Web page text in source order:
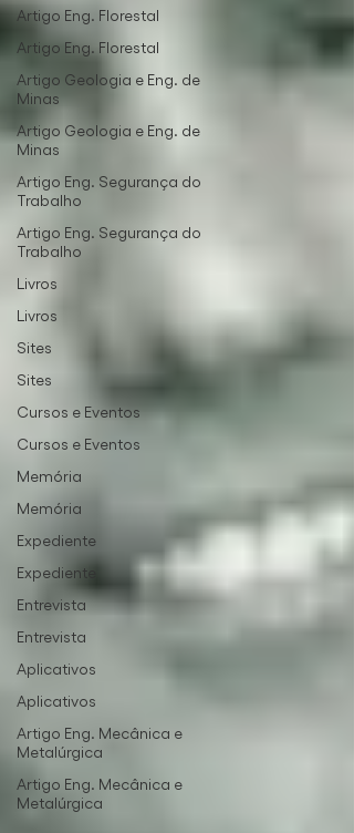
Artigo Eng. Florestal
Artigo Eng. Florestal
Artigo Geologia e Eng. de
Minas
Artigo Geologia e Eng. de
Minas
Artigo Eng. Segurança do
Trabalho
Artigo Eng. Segurança do
Trabalho
Livros
Livros
Sites
Sites
Cursos e Eventos
Cursos e Eventos
Memória
Memória
Expediente
Expediente
Entrevista
Entrevista
Aplicativos
Aplicativos
Artigo Eng. Mecânica e
Metalúrgica
Artigo Eng. Mecânica e
Metalúrgica